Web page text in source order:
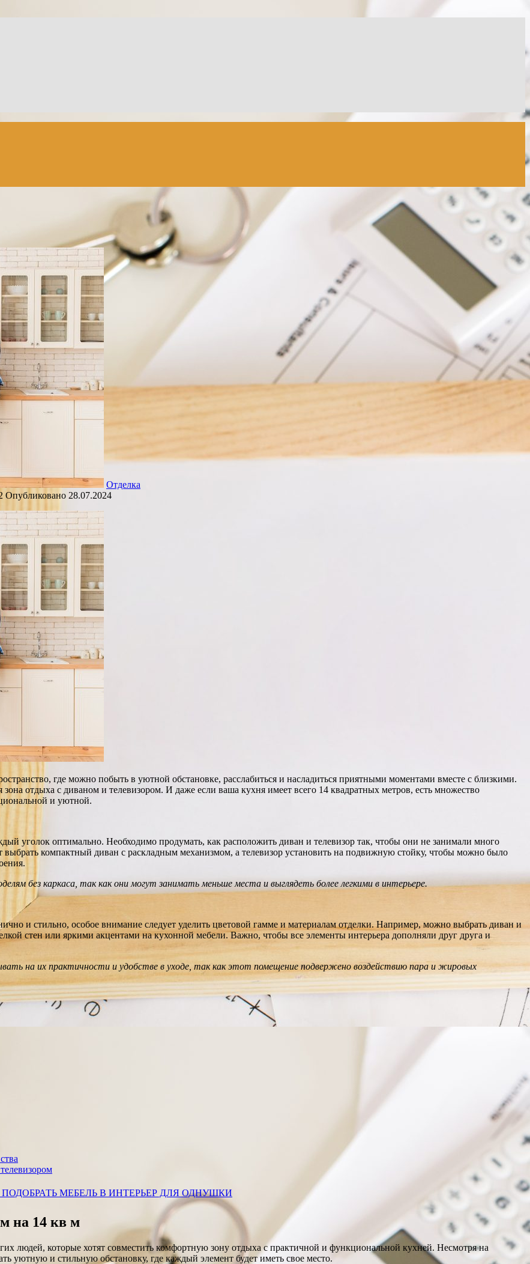
Отделка
Опубликовано 28.07.2024
где можно побыть в уютной обстановке, расслабиться и насладиться приятными моментами вместе с близкими.
отдыха с диваном и телевизором. И даже если ваша кухня имеет всего 14 квадратных метров, есть множество
и уютной.
уголок оптимально. Необходимо продумать, как расположить диван и телевизор так, чтобы они не занимали много
компактный диван с раскладным механизмом, а телевизор установить на подвижную стойку, чтобы можно было
без каркаса, так как они могут занимать меньше места и выглядеть более легкими в интерьере.
и стильно, особое внимание следует уделить цветовой гамме и материалам отделки. Например, можно выбрать диван и
стен или яркими акцентами на кухонной мебели. Важно, чтобы все элементы интерьера дополняли друг друга и
на их практичности и удобстве в уходе, так как этот помещение подвержено воздействию пара и жировых
МЕБЕЛЬ В ИНТЕРЬЕР ДЛЯ ОДНУШКИ
на 14 кв м
людей, которые хотят совместить комфортную зону отдыха с практичной и функциональной кухней. Несмотря на
уютную и стильную обстановку, где каждый элемент будет иметь свое место.